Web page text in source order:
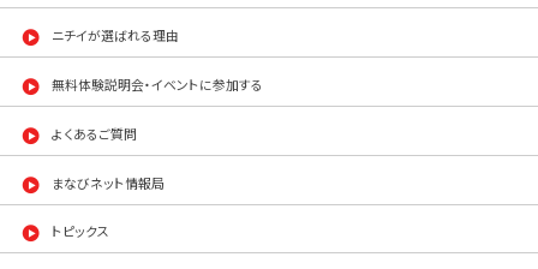
ニチイが選ばれる理由
無料体験説明会・イベントに参加する
よくあるご質問
まなびネット情報局
トピックス